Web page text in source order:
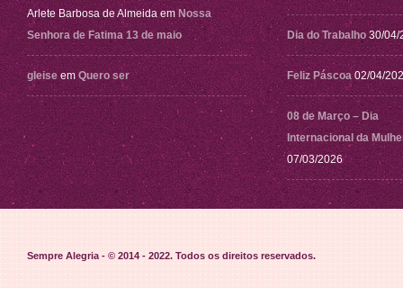
Arlete Barbosa de Almeida em Nossa
Senhora de Fatima 13 de maio
gleise em Quero ser
Dia do Trabalho 30/04/
Feliz Páscoa 02/04/
08 de Março – Dia
Internacional da
07/03/2026
Sempre Alegria - © 2014 - 2022. Todos os direitos reservados.